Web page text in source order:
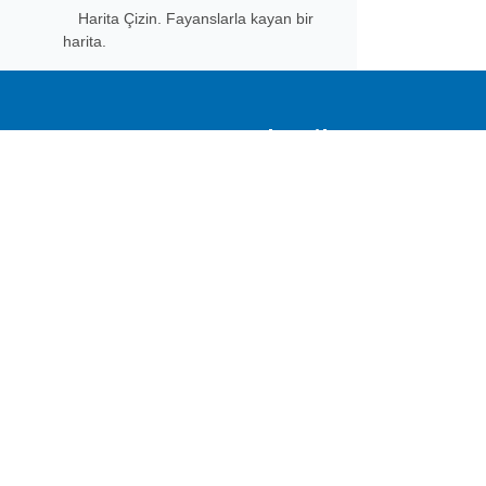
Harita Çizin. Fayanslarla kayan bir
harita.
Subscribe to Aspose